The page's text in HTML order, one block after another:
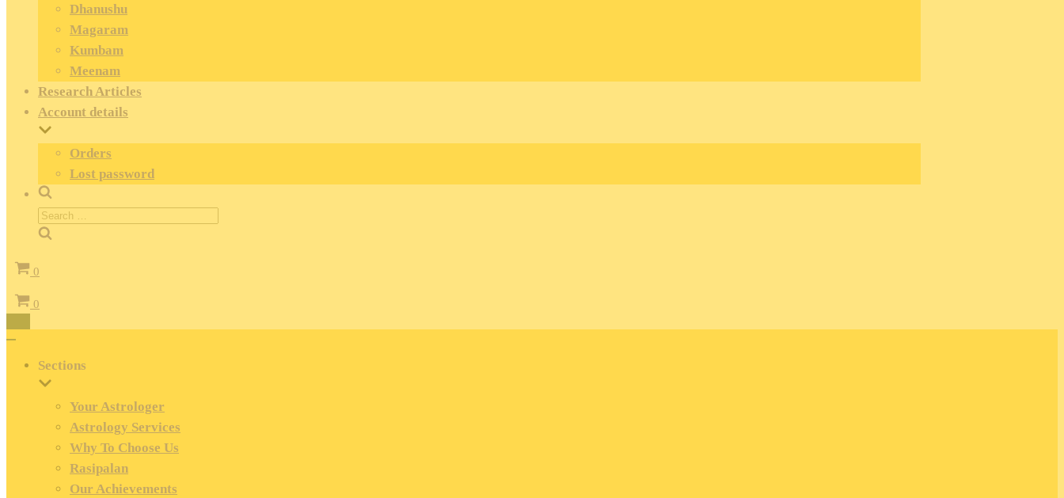
Dhanushu
Magaram
Kumbam
Meenam
Research Articles
Account details
Orders
Lost password
Search
for:
Cart
0
Cart
0
Sections
Your Astrologer
Astrology Services
Why To Choose Us
Rasipalan
Our Achievements